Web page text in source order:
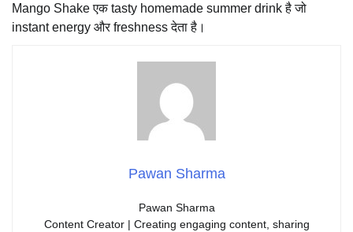
Mango Shake एक tasty homemade summer drink है जो
instant energy और freshness देता है।
Pawan Sharma
Pawan Sharma
Content Creator | Creating engaging content, sharing